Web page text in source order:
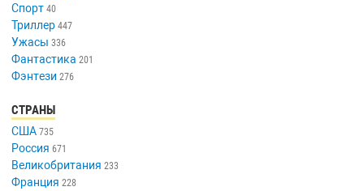
Спорт 40
Триллер 447
Ужасы 336
Фантастика 201
Фэнтези 276
СТРАНЫ
США 735
Россия 671
Великобритания 233
Франция 228